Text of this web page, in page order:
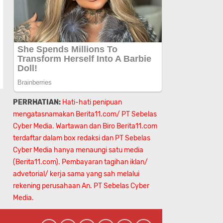
PERRHATIAN: Hati-hati penipuan
mengatasnamakan Berita11.com/ PT Sebelas
Cyber Media. Wartawan dan Biro Berita11.com
terdaftar dalam box redaksi dan PT Sebelas
Cyber Media hanya menaungi satu media
(Berita11.com). Pembayaran tagihan iklan/
advetorial/ kerja sama yang sah melalui
rekening perusahaan An. PT Sebelas Cyber
Media.